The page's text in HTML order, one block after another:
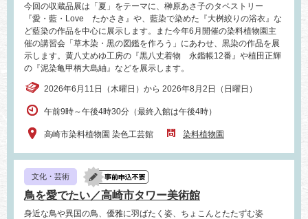
今回の収蔵品展は「夏」をテーマに、榊原あさ子のタペストリー
『愛・藍・Love たかさき』や、藍染で染めた『大桝絞りの浴衣』な
ど藍染の作品を中心に展示します。また今年6月開催の染料植物園主
催の講習会「草木染・黒の図鑑を作ろう」にあわせ、黒染の作品を展
示します。黄八丈めゆ工房の『黒八丈着物 永鑑帳12番』や植田正輝
の『泥染亀甲柄大島紬』などを展示します。
2026年6月11日（木曜日）から 2026年8月2日（日曜日）
午前9時～午後4時30分（最終入館は午後4時）
高崎市染料植物園 染色工芸館 染料植物園
文化・芸術
鳥を愛でたい／高崎市タワー美術館
身近な鳥や異国の鳥、優雅に羽ばたく姿、ちょこんとたたずむ姿